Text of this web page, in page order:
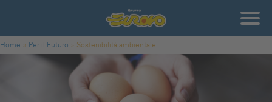
Tu sei qui
Home » Per il Futuro » Sostenibilità ambientale